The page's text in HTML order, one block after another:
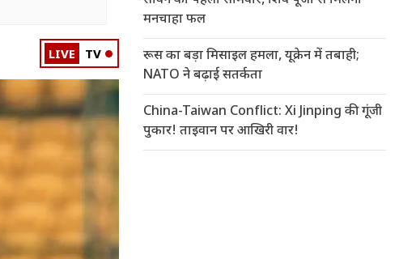
LIVE TV
मनचाहा फल
रूस का बड़ा मिसाइल हमला, यूक्रेन में तबाही;
NATO ने बढ़ाई सतर्कता
China-Taiwan Conflict: Xi Jinping की गूंजी
पुकार! ताइवान पर आखिरी वार!